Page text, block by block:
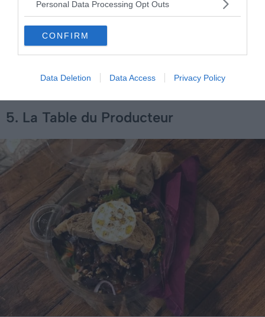
Personal Data Processing Opt Outs
CONFIRM
Data Deletion Data Access Privacy Policy
Vous comprendrez vite pourquoi il est un des meilleurs
endroits où manger à Saint-Cirq-Lapopie !
5. La Table du Producteur